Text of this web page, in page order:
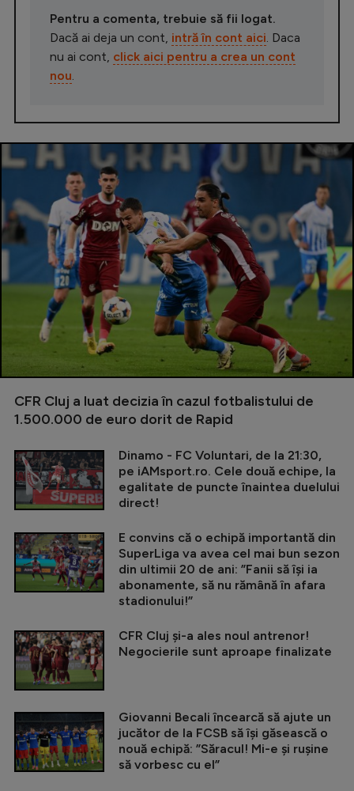
Pentru a comenta, trebuie să fii logat.
Dacă ai deja un cont, intră în cont aici . Daca
nu ai cont, click aici pentru a crea un cont
nou
CFR Cluj a luat decizia în cazul fotbalistului de
1.500.000 de euro dorit de Rapid
Dinamo - FC Voluntari, de la 21:30,
pe iAMsport.ro. Cele două echipe, la
egalitate de puncte înaintea duelului
direct!
E convins că o echipă importantă din
SuperLiga va avea cel mai bun sezon
din ultimii 20 de ani: ”Fanii să își ia
abonamente, să nu rămână în afara
stadionului!”
CFR Cluj și-a ales noul antrenor!
Negocierile sunt aproape finalizate
Giovanni Becali încearcă să ajute un
jucător de la FCSB să își găsească o
nouă echipă: ”Săracul! Mi-e și rușine
să vorbesc cu el”